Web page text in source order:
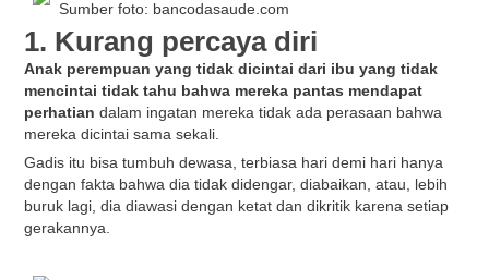
Sumber foto: bancodasaude.com
1. Kurang percaya diri
Anak perempuan yang tidak dicintai dari ibu yang tidak
mencintai tidak tahu bahwa mereka pantas mendapat
perhatian dalam ingatan mereka tidak ada perasaan bahwa
mereka dicintai sama sekali.
Gadis itu bisa tumbuh dewasa, terbiasa hari demi hari hanya
dengan fakta bahwa dia tidak didengar, diabaikan, atau, lebih
buruk lagi, dia diawasi dengan ketat dan dikritik karena setiap
gerakannya.